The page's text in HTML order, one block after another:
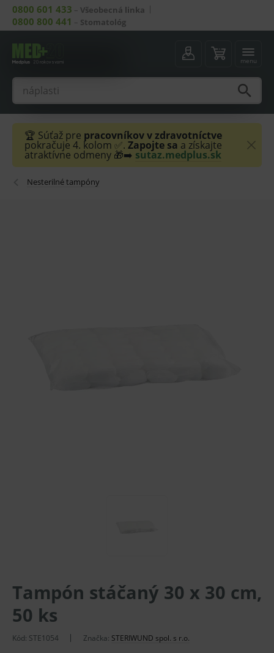
0800 601 433 – Všeobecná linka
0800 800 441 – Stomatológ
menu
🏆 Súťaž pre pracovníkov v zdravotníctve
pokračuje 4. kolom ✅. Zapojte sa a získajte
atraktívne odmeny 🎁➡️ sutaz.medplus.sk
Nesterilné tampóny
Tampón stáčaný 30 x 30 cm,
50 ks
Kód: STE1054 Značka: STERIWUND spol. s r.o.